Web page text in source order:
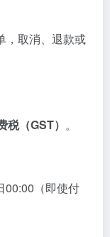
， 取消、 退款或
税（GST） 。
00:00（即使付